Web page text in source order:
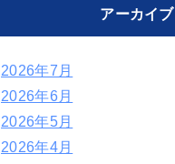
アーカイブ
2026年7月
2026年6月
2026年5月
2026年4月